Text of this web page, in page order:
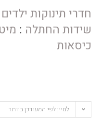
חדרי תינוקות ילדים
שידות החתלה :
כיסאות
למיין לפי המעודכן ביותר